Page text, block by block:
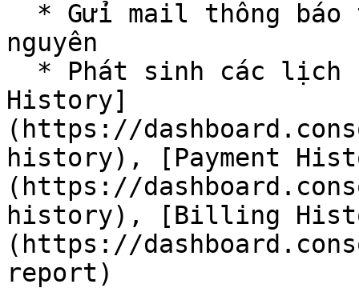
nguyên
History]
(https://
history), [Payment
(https://
history), [Billing
(https://
report)